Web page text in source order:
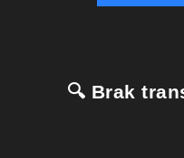
🔍 Brak